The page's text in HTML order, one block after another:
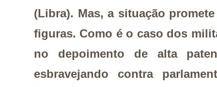
(Libra). Mas, a situação
figuras. Como é o caso dos
no depoimento de alta
esbravejando contra